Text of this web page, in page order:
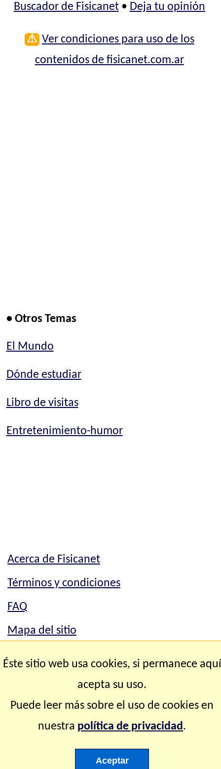
Buscador de Fisicanet• Deja tu opinión
⚠ Ver condiciones para uso de los
contenidos de fisicanet.com.ar
• Otros Temas
El Mundo
Dónde estudiar
Libro de visitas
Entretenimiento-humor
Acerca de Fisicanet
Términos y condiciones
FAQ
Mapa del sitio
Mapa del sitio
derechos reservados
Éste sitio web usa cookies, si permanece aquí
acepta su uso.
Puede leer más sobre el uso de cookies en
nuestra política de privacidad.